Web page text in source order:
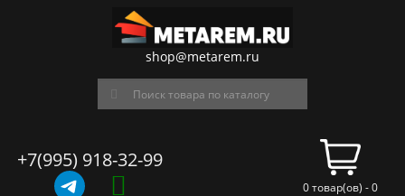
shop@metarem.ru
+7(995) 918-32-99
0 товар(ов) - 0